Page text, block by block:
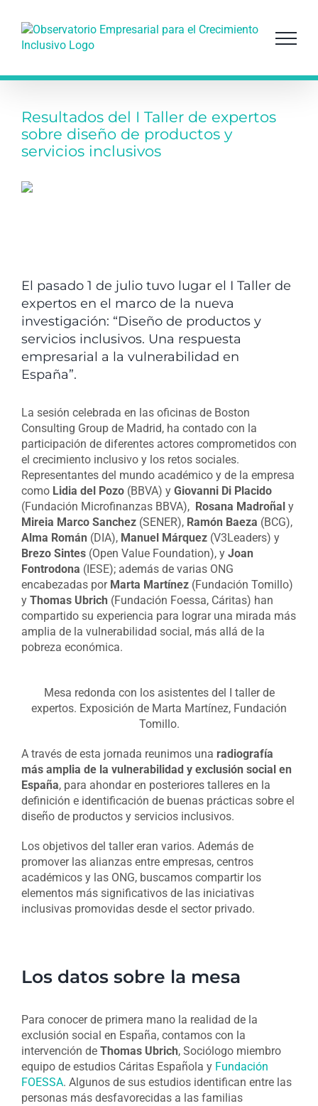
contenido
Resultados del I Taller de expertos
sobre diseño de productos y
servicios inclusivos
El pasado 1 de julio tuvo lugar el I Taller de
expertos en el marco de la nueva
investigación: “Diseño de productos y
servicios inclusivos. Una respuesta
empresarial a la vulnerabilidad en
España”.
La sesión celebrada en las oficinas de Boston
Consulting Group de Madrid, ha contado con la
participación de diferentes actores comprometidos con
el crecimiento inclusivo y los retos sociales.
Representantes del mundo académico y de la empresa
comoLidia del Pozo (BBVA) y Giovanni Di Placido
(Fundación Microfinanzas BBVA), Rosana Madroñaly
Mireia Marco Sanchez(SENER), Ramón Baeza (BCG),
Alma Román (DIA), Manuel Márquez (V3Leaders) y
Brezo Sintes (Open Value Foundation), y Joan
Fontrodona (IESE); además de varias ONG
encabezadas por Marta Martínez (Fundación Tomillo)
y Thomas Ubrich (Fundación Foessa, Cáritas) han
compartido su experiencia para lograr una mirada más
amplia de la vulnerabilidad social, más allá de la
pobreza económica.
Mesa redonda con los asistentes del I taller de
expertos. Exposición de Marta Martínez, Fundación
Tomillo.
A través de esta jornada reunimos una radiografía
más amplia de la vulnerabilidad y exclusión social en
España, para ahondar en posteriores talleres en la
definición e identificación de buenas prácticas sobre el
diseño de productos y servicios inclusivos.
Los objetivos del taller eran varios. Además de
promover las alianzas entre empresas, centros
académicos y las ONG, buscamos compartir los
elementos más significativos de las iniciativas
inclusivas promovidas desde el sector privado.
Los datos sobre la mesa
Para conocer de primera mano la realidad de la
exclusión social en España, contamos con la
intervención de Thomas Ubrich, Sociólogo miembro
equipo de estudios Cáritas Española y Fundación
FOESSA. Algunos de sus estudios identifican entre las
personas más desfavorecidas a las familias